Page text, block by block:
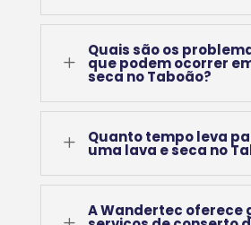
L
Quais são os
que podem ocorrer
seca no Taboão?
L Quanto tempo leva
uma lava e seca no
A Wandertec oferece